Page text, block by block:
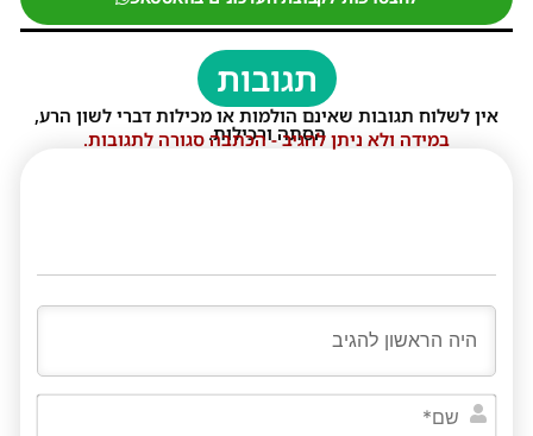
תגובות
אין לשלוח תגובות שאינם הולמות או מכילות דברי לשון הרע,
הסתה ורכילות.
במידה ולא ניתן להגיב - הכתבה סגורה לתגובות.